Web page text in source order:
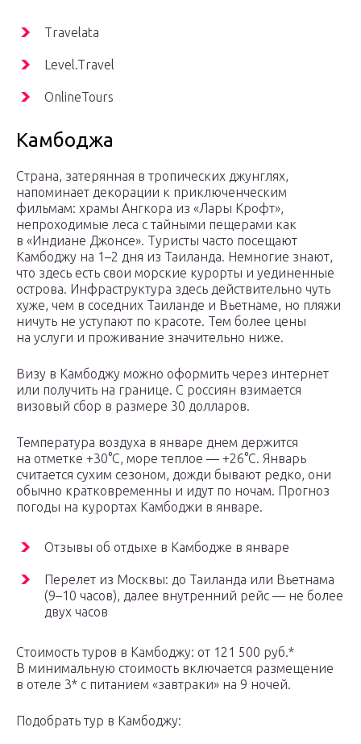
Travelata
Level.Travel
OnlineTours
Камбоджа
Страна, затерянная в тропических джунглях,
напоминает декорации к приключенческим
фильмам: храмы Ангкора из «Лары Крофт»,
непроходимые леса с тайными пещерами как
в «Индиане Джонсе». Туристы часто посещают
Камбоджу на 1–2 дня из Таиланда. Немногие знают,
что здесь есть свои морские курорты и уединенные
острова. Инфраструктура здесь действительно чуть
хуже, чем в соседних Таиланде и Вьетнаме, но пляжи
ничуть не уступают по красоте. Тем более цены
на услуги и проживание значительно ниже.
Визу в Камбоджу можно оформить через интернет
или получить на границе. С россиян взимается
визовый сбор в размере 30 долларов.
Температура воздуха в январе днем держится
на отметке +30°C, море теплое — +26°C. Январь
считается сухим сезоном, дожди бывают редко, они
обычно кратковременны и идут по ночам. Прогноз
погоды на курортах Камбоджи в январе.
Отзывы об отдыхе в Камбодже в январе
Перелет из Москвы: до Таиланда или Вьетнама
(9–10 часов), далее внутренний рейс — не более
двух часов
Стоимость туров в Камбоджу: от 121 500 руб.*
В минимальную стоимость включается размещение
в отеле 3* с питанием «завтраки» на 9 ночей.
Подобрать тур в Камбоджу: